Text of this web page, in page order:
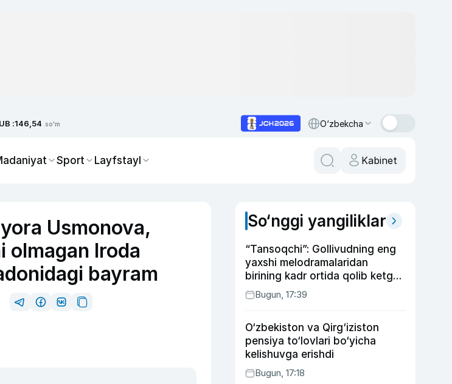
:146,54 so'm O‘zbekcha
Sport Layfstayl Kabinet
Usmonova,
olmagan Iroda
bayram
So‘nggi yangiliklar
“Tansoqchi”: Gollivudning eng
yaxshi melodramalaridan
birining kadr ortida qolib ketgan
voqealari
Bugun, 17:39
O‘zbekiston va Qirg‘iziston
pensiya to‘lovlari bo‘yicha
kelishuvga erishdi
Bugun, 17:18